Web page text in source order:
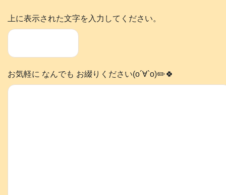
上に表示された文字を入力してください。
お気軽に なんでも お綴りください(о´∀`о)✏️🍀